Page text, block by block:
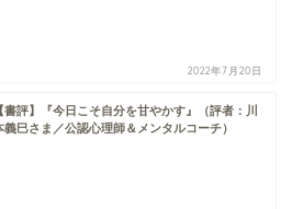
2022年7月20日
【書評】『今日こそ自分を甘やかす』（評者：川
義巳さま／公認心理師＆メンタルコーチ）